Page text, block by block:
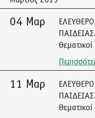
04 Μαρ
11 Μαρ